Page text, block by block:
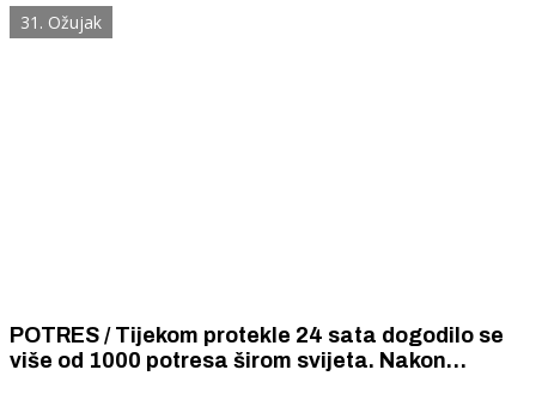
31. Ožujak
POTRES / Tijekom protekle 24 sata dogodilo se
više od 1000 potresa širom svijeta. Nakon